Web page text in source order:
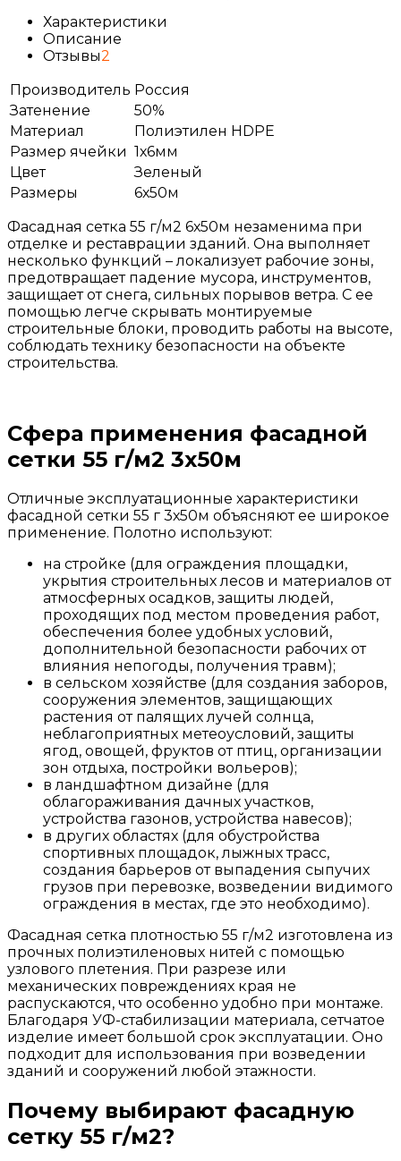
Характеристики
Описание
Отзывы2
Производитель Россия
Затенение
50%
Материал
Полиэтилен HDPE
Размер ячейки 1х6мм
Цвет
Зеленый
Размеры
6х50м
Фасадная сетка 55 г/м2 6х50м незаменима при
отделке и реставрации зданий. Она выполняет
несколько функций –локализует рабочие зоны,
предотвращает падение мусора, инструментов,
защищает от снега, сильных порывов ветра. С ее
помощью легче скрывать монтируемые
строительные блоки, проводить работы на высоте,
соблюдать технику безопасности на объекте
строительства.
Сфера применения фасадной
сетки 55 г/м2 3х50м
Отличные эксплуатационные характеристики
фасадной сетки 55 г 3х50м объясняют ее широкое
применение. Полотно используют:
на стройке (для ограждения площадки,
укрытия строительных лесов и материалов от
атмосферных осадков, защиты людей,
проходящих под местом проведения работ,
обеспечения более удобных условий,
дополнительной безопасности рабочих от
влияния непогоды, получения травм);
в сельском хозяйстве (для создания заборов,
сооружения элементов, защищающих
растения от палящих лучей солнца,
неблагоприятных метеоусловий, защиты
ягод , овощей, фруктов от птиц , организации
зон отдыха, постройки вольеров);
в ландшафтном дизайне (для
облагораживания дачных участков,
устройства газонов, устройства навесов);
в других областях (для обустройства
спортивных площадок, лыжных трасс,
создания барьеров от выпадения сыпучих
грузов при перевозке, возведении видимого
ограждения в местах, где это необходимо).
Фасадная сетка плотностью 55 г/м2 изготовлена из
прочных полиэтиленовых нитей с помощью
узлового плетения. При разрезе или
механических повреждениях края не
распускаются, что особенно удобно при монтаже.
Благодаря УФ-стабилизации материала, сетчатое
изделие имеет большой срок эксплуатации. Оно
подходит для использования при возведении
зданий и сооружений любой этажности.
Почему выбирают фасадную
сетку 55 г/м2?